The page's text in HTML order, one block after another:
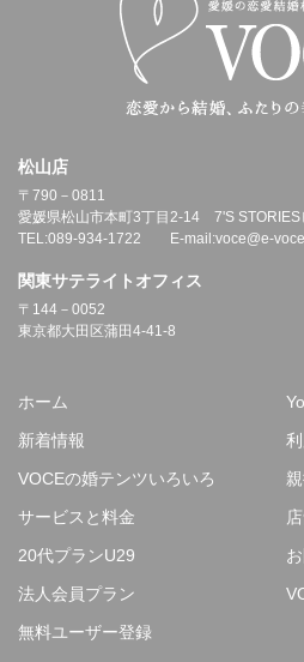
松山店
〒790－0811
愛媛県松山市本町3丁目2-14 7'S
TEL:089-934-1722 E-mail:voce@e-
関東サテライトオフィス
〒144－0052
東京都大田区蒲田4-41-8
ホーム
新着情報
VOCEの婚テンツいろいろ
サービスと料金
20代プランU29
法人会員プラン
無料ユーザー登録